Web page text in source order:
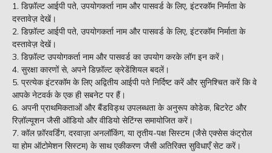
डिफ़ॉल्ट आईपी पते, उपयोगकर्ता नाम और पासवर्ड के लिए, इंटरकॉम निर्माता के
दस्तावेज़ देखें।
डिफ़ॉल्ट आईपी पते, उपयोगकर्ता नाम और पासवर्ड के लिए, इंटरकॉम निर्माता के
दस्तावेज़ देखें।
डिफ़ॉल्ट उपयोगकर्ता नाम और पासवर्ड का उपयोग करके लॉग इन करें।
सुरक्षा कारणों से, अपने डिफ़ॉल्ट क्रेडेंशियल बदलें।
प्रत्येक इंटरकॉम के लिए अद्वितीय आईपी पते निर्दिष्ट करें और सुनिश्चित करें कि वे
आपके नेटवर्क के एक ही सबनेट पर हैं।
अपनी प्राथमिकताओं और बैंडविड्थ उपलब्धता के अनुरूप कोडेक, बिटरेट और
रिज़ॉल्यूशन जैसी ऑडियो और वीडियो सेटिंग्स समायोजित करें।
कॉल फ़ॉरवर्डिंग, दरवाज़ा अनलॉकिंग, या तृतीय-पक्ष सिस्टम (जैसे एक्सेस कंट्रोल
या होम ऑटोमेशन सिस्टम) के साथ एकीकरण जैसी अतिरिक्त सुविधाएँ सेट करें।